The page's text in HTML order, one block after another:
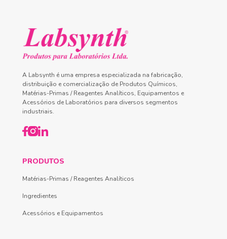
A Labsynth é uma empresa especializada na fabricação,
distribuição e comercialização de Produtos Químicos,
Matérias-Primas / Reagentes Analíticos, Equipamentos e
Acessórios de Laboratórios para diversos segmentos
industriais.
PRODUTOS
Matérias-Primas / Reagentes Analíticos
Ingredientes
Acessórios e Equipamentos